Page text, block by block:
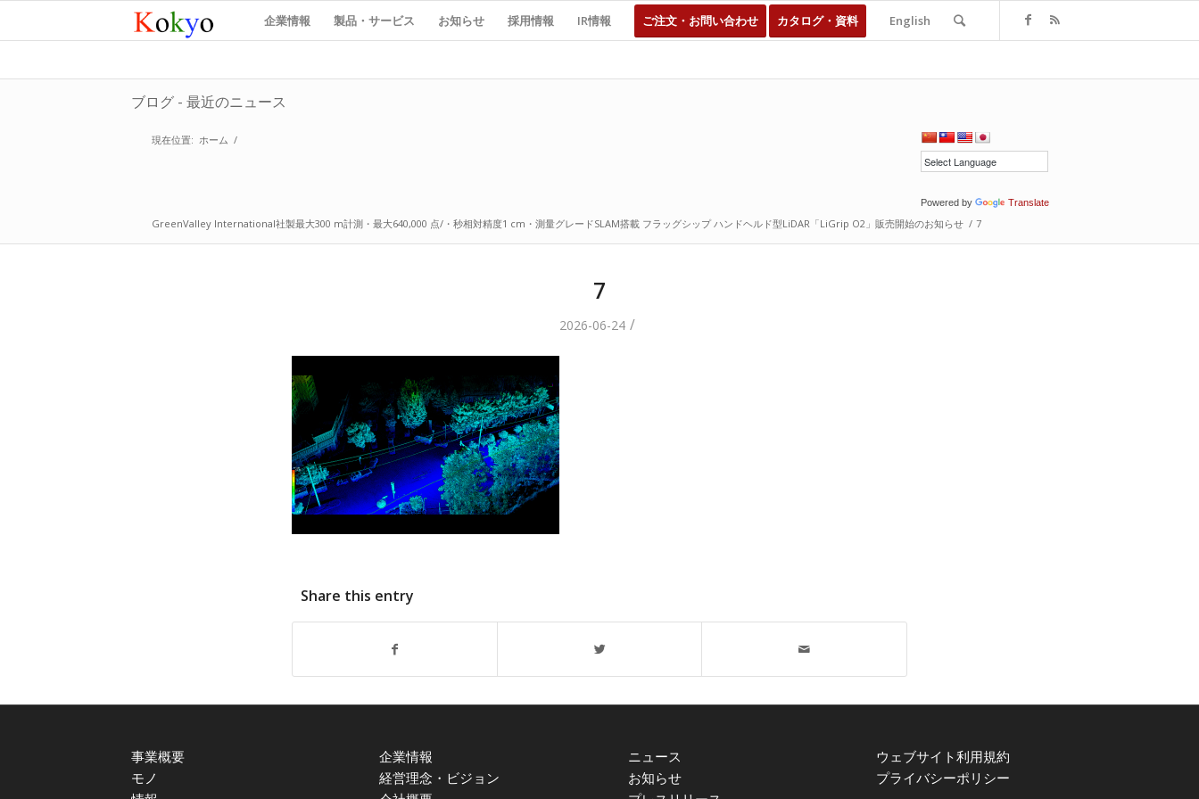
企業情報 製品・サービス お知らせ 採用情報 IR情報 ご注文・お問い合わせ カタログ・資料 English
ブログ - 最近のニュース
Powered by Translate
現在位置: ホーム /
GreenValley International社製最大300 m計測・最大640,000 点/・秒相対精度1 cm・測量グレードSLAM搭載 フラッグシップ ハンドヘルド型LiDAR「LiGrip O2」販売開始のお知らせ / 7
7
2026-06-24 /
Share this entry
事業概要
モノ
企業情報
経営理念・ビジョン
ニュース
お知らせ
ウェブサイト利用規約
プライバシーポリシー